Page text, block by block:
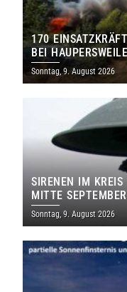
170
EI
Sonntag, 9. August 2026
SIRENEN IM
MITTE
Sonntag, 9. August 2026